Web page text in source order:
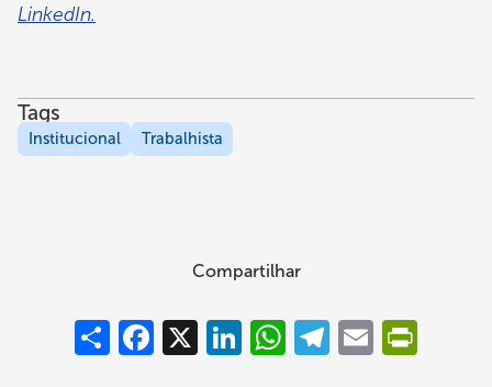
LinkedIn.
Tags
Institucional Trabalhista
Compartilhar
Compartilhar
Facebook
X LinkedInWhatsAppTelegram
Email